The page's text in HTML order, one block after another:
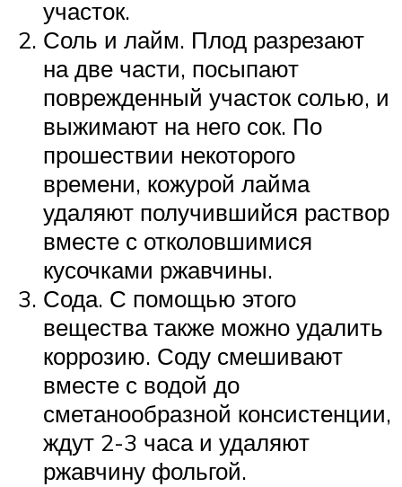
участок.
Соль и лайм. Плод разрезают
на две части, посыпают
поврежденный участок солью, и
выжимают на него сок. По
прошествии некоторого
времени, кожурой лайма
удаляют получившийся раствор
вместе с отколовшимися
кусочками ржавчины.
Сода. С помощью этого
вещества также можно удалить
коррозию. Соду смешивают
вместе с водой до
сметанообразной консистенции,
ждут 2-3 часа и удаляют
ржавчину фольгой.